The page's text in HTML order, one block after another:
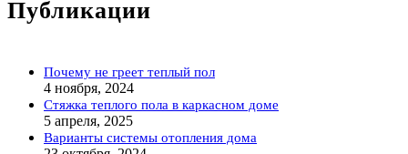
Публикации
Почему не греет теплый пол
4 ноября, 2024
Стяжка теплого пола в каркасном доме
5 апреля, 2025
Варианты системы отопления дома